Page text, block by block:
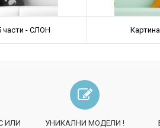
части - СЛОН Картина
ИЛИ
УНИКАЛНИ МОДЕЛИ !